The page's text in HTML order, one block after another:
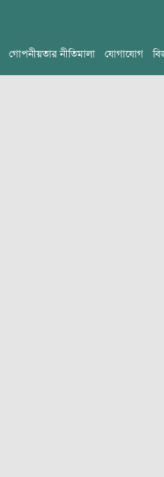
গোপনীয়তার নীতিমালা যোগাযোগ